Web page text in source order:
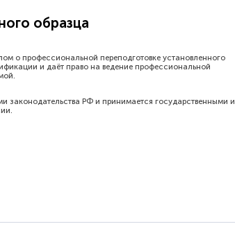
образца
о профессиональной переподготовке установленного
и даёт право на ведение профессиональной
законодательства РФ и принимается государственными и